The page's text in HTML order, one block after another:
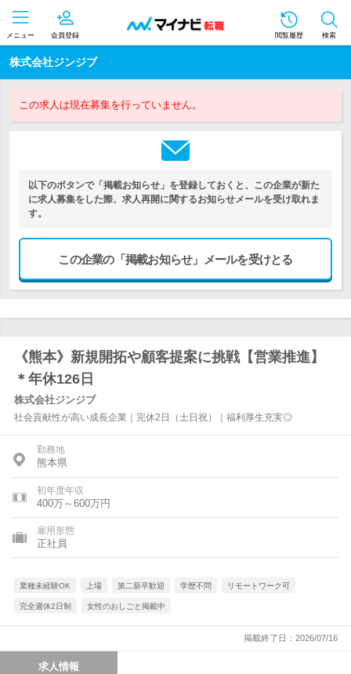
メニュー 会員登録 閲覧履歴 検索
株式会社ジンジブ
この求人は現在募集を行っていません。
以下のボタンで「掲載お知らせ」を登録しておくと、この企業が新た
に求人募集をした際、求人再開に関するお知らせメールを受け取れま
す。
この企業の「掲載お知らせ」メールを受けとる
《熊本》新規開拓や顧客提案に挑戦【営業推進】
＊年休126日
株式会社ジンジブ
社会貢献性が高い成長企業｜完休2日（土日祝）｜福利厚生充実◎
勤務地
熊本県
初年度年収
400万～600万円
雇用形態
正社員
業種未経験OK 上場 第二新卒歓迎 学歴不問 リモートワーク可
完全週休2日制 女性のおしごと掲載中
掲載終了日：2026/07/16
求人情報